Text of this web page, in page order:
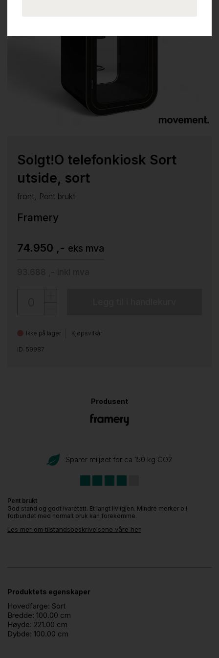
Solgt!O telefonkiosk Sort
utside, sort
front, Pent brukt
Framery
74.950 ,- eks mva
Ikke på lager Kjøpsvilkår
ID: 59987
Produsent
Sparer miljøet for ca 150 kg CO2
Pent brukt
God stand og godt ivaretatt. Et langt liv igjen. Mindre merker o.l
forbundet med normalt bruk kan forekomme.
Les mer om tilstandsbeskrivelsene våre her
Produktets egenskaper
Hovedfarge: Sort
Bredde: 100.00 cm
Høyde: 221.00 cm
Dybde: 100.00 cm